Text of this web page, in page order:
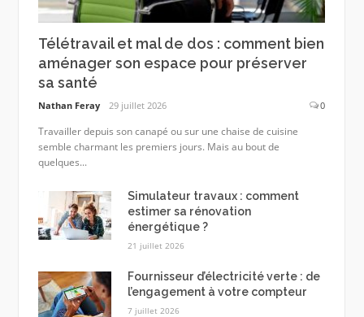
Télétravail et mal de dos : comment bien
aménager son espace pour préserver
sa santé
Nathan Feray 29 juillet 2026 0
Travailler depuis son canapé ou sur une chaise de cuisine
semble charmant les premiers jours. Mais au bout de
quelques...
Simulateur travaux : comment
estimer sa rénovation
énergétique ?
21 juillet 2026
Fournisseur d’électricité verte : de
l’engagement à votre compteur
7 juillet 2026